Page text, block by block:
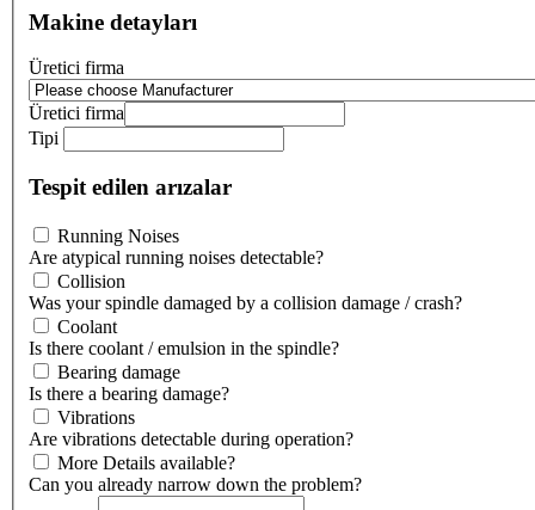
Makine detayları
Üretici firma
Üretici firma
Tipi
Tespit edilen arızalar
Running Noises
Are atypical running noises detectable?
Collision
Was your spindle damaged by a collision damage / crash?
Coolant
Is there coolant / emulsion in the spindle?
Bearing damage
Is there a bearing damage?
Vibrations
Are vibrations detectable during operation?
More Details available?
Can you already narrow down the problem?